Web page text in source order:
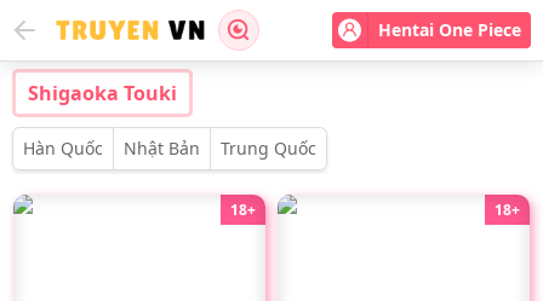
Hentai One Piece
Shigaoka Touki
Hàn Quốc Nhật Bản Trung Quốc
18+ 18+